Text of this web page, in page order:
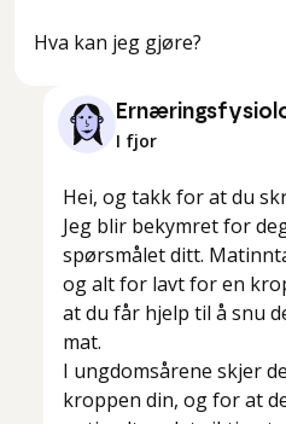
Hva kan jeg gjøre?
I fjor
Hei, og takk for at du
Jeg blir bekymret for
spørsmålet ditt.
og alt for lavt for en
at du får hjelp til å snu
mat.
I ungdomsårene skjer
kroppen din, og for at